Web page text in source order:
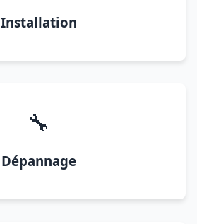
Installation
🔧
Dépannage